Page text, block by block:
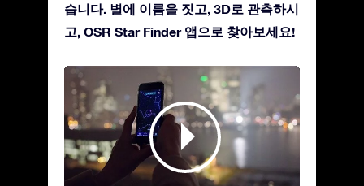
습니다. 별에 이름을 짓고, 3D로 관측하시
고, OSR Star Finder 앱으로 찾아보세요!